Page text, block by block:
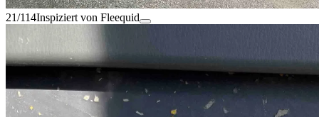
21/114Inspiziert von Fleequid